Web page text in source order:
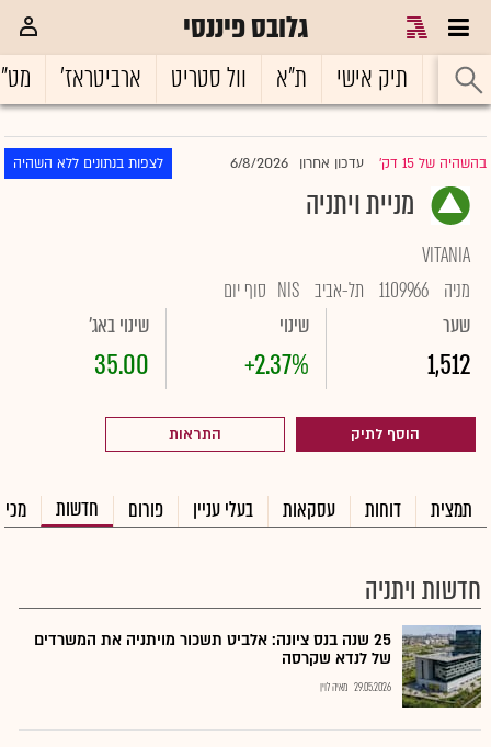
גלובס פיננסי
ראשי תיק אישי ת"א וול סטריט ארביטראז'
בהשהיה של 15 דק' |עדכון אחרון 6/8/2026 לצפות בנתונים ללא השהיה
מניית ויתניה
VITANIA
מניה 1109966 תל-אביב NIS סוף יום
שער
1,512
שינוי
+2.37%
שינוי באג'
35.00
הוסף לתיק התראות
תמצית דוחות עסקאות בעלי עניין פורום חדשות
חדשות ויתניה
25 שנה בנס ציונה: אלביט תשכור מויתניה את המשרדים
של לנדא שקרסה
29.05.2026 מאיה לוין